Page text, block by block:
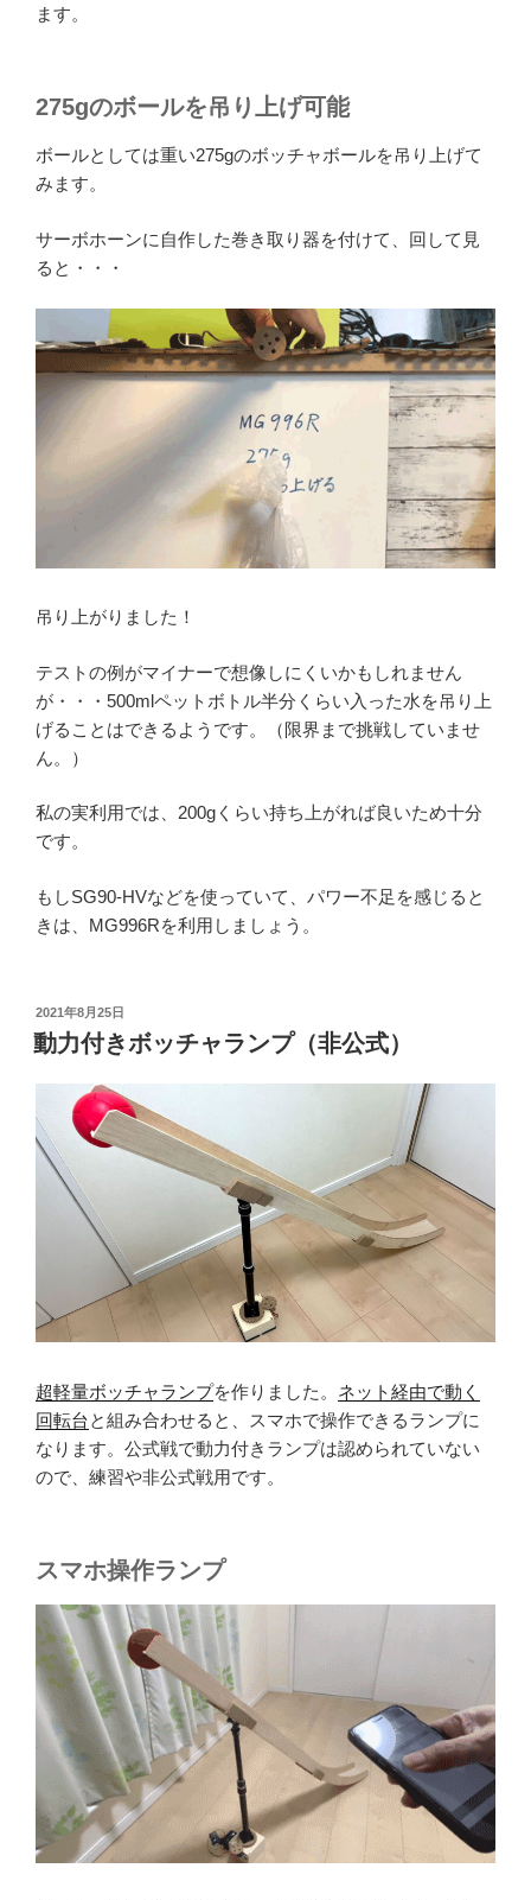
ます。
275gのボールを吊り上げ可能
ボールとしては重い275gのボッチャボールを吊り上げて
みます。
サーボホーンに自作した巻き取り器を付けて、回して見
ると・・・
吊り上がりました！
テストの例がマイナーで想像しにくいかもしれません
が・・・500mlペットボトル半分くらい入った水を吊り上
げることはできるようです。（限界まで挑戦していませ
ん。）
私の実利用では、200gくらい持ち上がれば良いため十分
です。
もしSG90-HVなどを使っていて、パワー不足を感じると
きは、MG996Rを利用しましょう。
投
稿
日:
2021年8月25日
動力付きボッチャランプ（非公式）
超軽量ボッチャランプを作りました。 ネット経由で動く
回転台と組み合わせると、スマホで操作できるランプに
なります。公式戦で動力付きランプは認められていない
ので、練習や非公式戦用です。
スマホ操作ランプ